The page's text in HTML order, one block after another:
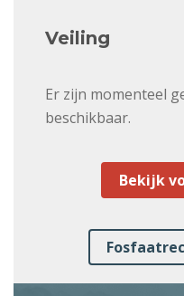
Veiling
Er zijn momenteel
beschikbaar.
Bekijk